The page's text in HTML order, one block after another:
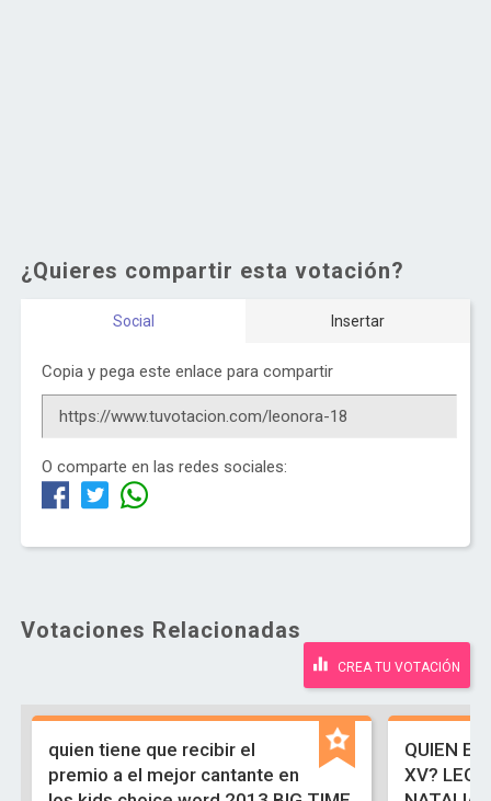
¿Quieres compartir esta votación?
Social Insertar
Copia y pega este enlace para compartir
O comparte en las redes sociales:
Votaciones Relacionadas
CREA TU VOTACIÓN
quien tiene que recibir el
premio a el mejor cantante en
QUIEN
XV?